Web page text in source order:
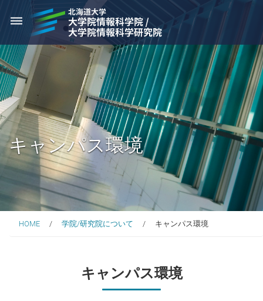
dehaze
キャンパス環境
HOME 学院/研究院について キャンパス環境
キャンパス環境